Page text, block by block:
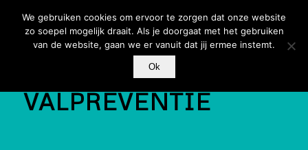
VALPREVENTIE
We gebruiken cookies om ervoor te zorgen dat onze website
zo soepel mogelijk draait. Als je doorgaat met het gebruiken
van de website, gaan we er vanuit dat jij ermee instemt.
Ok